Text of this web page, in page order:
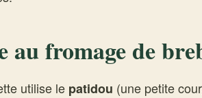
au fromage de
utilise le patidou (une petite